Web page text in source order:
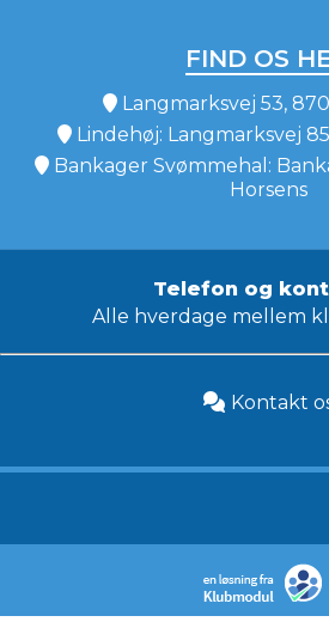
FIND OS
Langmarksvej 53,
Lindehøj: Langmarksvej
Bankager Svømmehal:
Horsens
Telefon og
Alle hverdage mellem
Kontakt